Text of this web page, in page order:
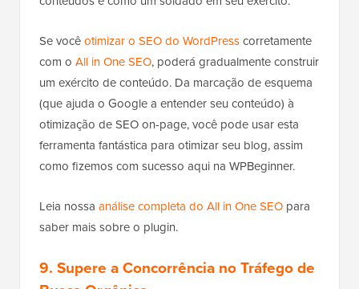
Se vocêotimizar o SEO do WordPresscorretamente
com o All in One SEO, poderá gradualmente construir
um exército de conteúdo. Da marcação de esquema
(que ajuda o Google a entender seu conteúdo) à
otimização de SEO on-page, você pode usar esta
ferramenta fantástica para otimizar seu blog, assim
como fizemos com sucesso aqui na WPBeginner.
Leia nossa análise completa do All in One SEO para
saber mais sobre o plugin.
9. Supere a Concorrência no Tráfego de